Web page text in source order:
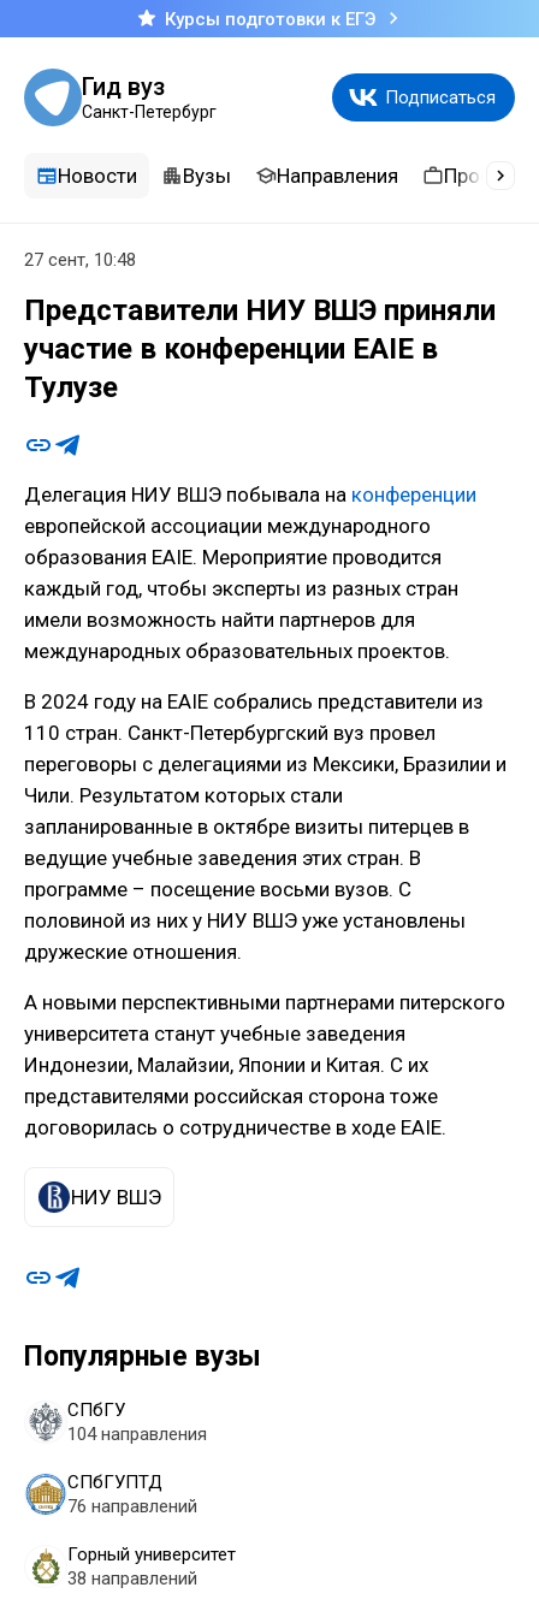
Курсы подготовки к ЕГЭ
Гид вуз
Санкт-Петербург
Подписаться
Новости Вузы Направления
Популярные вузы
СПбГУ
104 направления
СПбГУПТД
76 направлений
Горный университет
38 направлений
27 сент, 10:48
Представители НИУ ВШЭ приняли
участие в конференции EAIE в
Тулузе
Делегация НИУ ВШЭ побывала на конференции
европейской ассоциации международного
образования EAIE. Мероприятие проводится
каждый год, чтобы эксперты из разных стран
имели возможность найти партнеров для
международных образовательных проектов.
В 2024 году на EAIE собрались представители из
110 стран. Санкт-Петербургский вуз провел
переговоры с делегациями из Мексики, Бразилии и
Чили. Результатом которых стали
запланированные в октябре визиты питерцев в
ведущие учебные заведения этих стран. В
программе – посещение восьми вузов. С
половиной из них у НИУ ВШЭ уже установлены
дружеские отношения.
А новыми перспективными партнерами питерского
университета станут учебные заведения
Индонезии, Малайзии, Японии и Китая. С их
представителями российская сторона тоже
договорилась о сотрудничестве в ходе EAIE.
НИУ ВШЭ